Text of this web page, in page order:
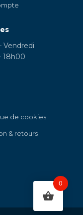
Vendredi
18h00
de cookies
& retours
0